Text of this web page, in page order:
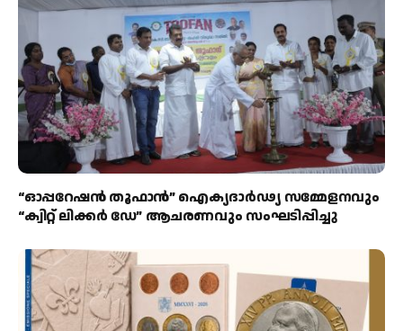
“ഓപ്പറേഷൻ തൂഫാൻ” ഐക്യദാർഢ്യ സമ്മേളനവും
“ക്വിറ്റ് ലിക്കർ ഡേ” ആചരണവും സംഘടിപ്പിച്ചു